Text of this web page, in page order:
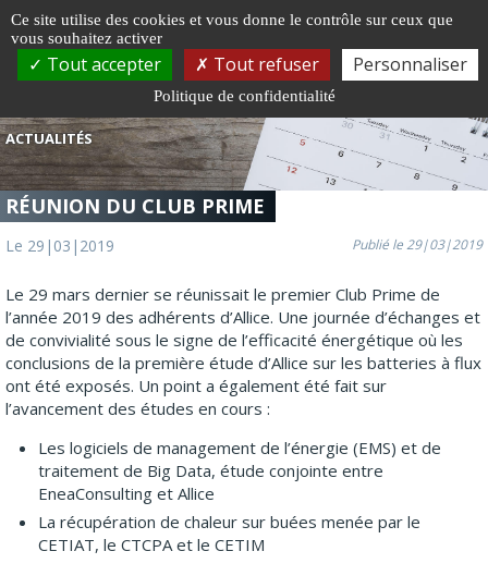
ACTUALITÉS
RÉUNION DU CLUB PRIME
Le 29|03|2019 Publié le 29|03|2019
Le 29 mars dernier se réunissait le premier Club Prime de
l’année 2019 des adhérents d’Allice. Une journée d’échanges et
de convivialité sous le signe de l’efficacité énergétique où les
conclusions de la première étude d’Allice sur les batteries à flux
ont été exposés. Un point a également été fait sur
l’avancement des études en cours :
Les logiciels de management de l’énergie (EMS) et de
traitement de Big Data, étude conjointe entre
EneaConsulting et Allice
La récupération de chaleur sur buées menée par le
CETIAT, le CTCPA et le CETIM
Gestion de vos préférences sur les cookies
Ce site utilise des cookies et vous donne le contrôle sur ceux que
vous souhaitez activer
Tout accepter Tout refuser Personnaliser
Politique de confidentialité